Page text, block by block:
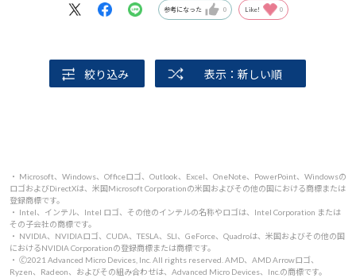
不思議なものでDAIV A7-WAが到着して１週間過ぎたこ
われました。バトンタッチしたという意味なのかな。
参考になった 0 Like! 0
絞り込み 表示：新しい順
・ Microsoft、Windows、Officeロゴ、Outlook、Excel、OneNote、PowerPoint、Windowsの
ロゴおよびDirectXは、米国Microsoft Corporationの米国およびその他の国における商標または
登録商標です。
・ Intel、インテル、Intel ロゴ、その他のインテルの名称やロゴは、Intel Corporation または
その子会社の商標です。
・ NVIDIA、NVIDIAロゴ、CUDA、TESLA、SLI、GeForce、Quadroは、米国およびその他の国
におけるNVIDIA Corporationの登録商標または商標です。
・ 🄫2021 Advanced Micro Devices, Inc. All rights reserved. AMD、AMD Arrowロゴ、
Ryzen、Radeon、およびその組み合わせは、Advanced Micro Devices、Inc.の商標です。